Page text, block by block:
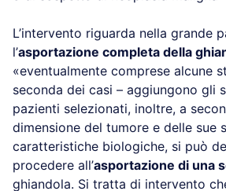
L’intervento riguarda nella grande
l’asportazione completa della
«eventualmente comprese alcune
seconda dei casi – aggiungono gli
pazienti selezionati, inoltre, a
dimensione del tumore e delle sue
caratteristiche biologiche, si può
procedere all’asportazione di una
ghiandola. Si tratta di intervento